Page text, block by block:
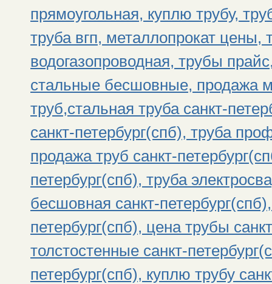
прямоугольная, куплю трубу,
труба вгп, металлопрокат цены,
водогазопроводная, трубы
стальные бесшовные, продажа
труб,стальная труба санкт-
санкт-петербург(спб), труба
продажа труб санкт-
петербург(спб), труба
бесшовная санкт-
петербург(спб), цена трубы
толстостенные санкт-
петербург(спб), куплю трубу